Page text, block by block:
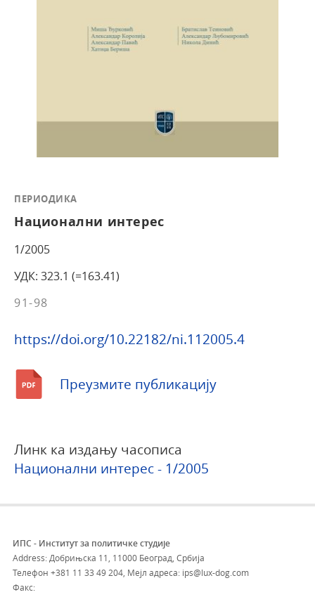
ПЕРИОДИКА
Национални интерес
1/2005
УДК: 323.1 (=163.41)
91-98
https://doi.org/10.22182/ni.112005.4
Преузмите публикацију
Линк ка издању часописа
Национални интерес - 1/2005
ИПС - Институт за политичке студије
Address: Добрињска 11, 11000 Београд, Србија
Телефон +381 11 33 49 204, Мејл адреса: ips@lux-dog.com
Факс: